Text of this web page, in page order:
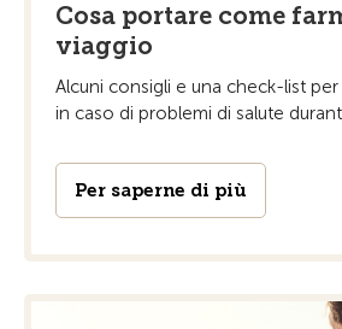
Cosa portare come
viaggio
Alcuni consigli e una check-list
in caso di problemi di salute
Per saperne di più